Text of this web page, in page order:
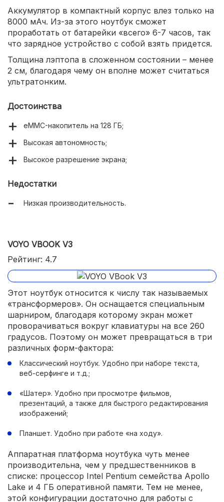
Аккумулятор в компактный корпус влез только на
8000 мАч. Из-за этого ноутбук сможет
проработать от батарейки «всего» 6-7 часов, так
что зарядное устройство с собой взять придется.
Толщина лэптопа в сложенном состоянии – менее
2 см, благодаря чему он вполне может считаться
ультратонким.
Достоинства
eMMC-накопитель на 128 ГБ;
Высокая автономность;
Высокое разрешение экрана;
Недостатки
Низкая производительность.
VOYO VBOOK V3
Рейтинг: 4.7
Этот ноутбук относится к числу так называемых
«трансформеров». Он оснащается специальным
шарниром, благодаря которому экран может
проворачиваться вокруг клавиатуры на все 260
градусов. Поэтому он может превращаться в три
различных форм-фактора:
Классический ноутбук. Удобно при наборе текста,
веб-серфинге и т.д.;
«Шатер». Удобно при просмотре фильмов,
презентаций, а также для быстрого редактирования
изображений;
Планшет. Удобно при работе «на ходу».
Аппаратная платформа ноутбука чуть менее
производительна, чем у предшественников в
списке: процессор Intel Pentium семейства Apollo
Lake и 4 ГБ оперативной памяти. Тем не менее,
этой конфигурации достаточно для работы с